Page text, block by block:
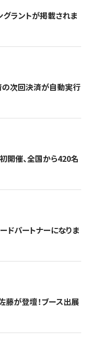
グラントが掲載されま
の次回決済が自動実行
開催、全国から420名
ドパートナーになりま
藤が登壇！ブース出展